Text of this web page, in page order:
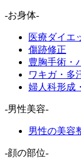
-お身体-
医療ダイエ
傷跡修正
豊胸手術・
ワキガ・多
婦人科形成
-男性美容-
男性の美容
-顔の部位-